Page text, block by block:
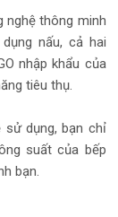
nghệ thông minh
nấu, cả hai
nhập khẩu của
tiêu thụ.
sử dụng, bạn chỉ
suất của bếp
bạn.